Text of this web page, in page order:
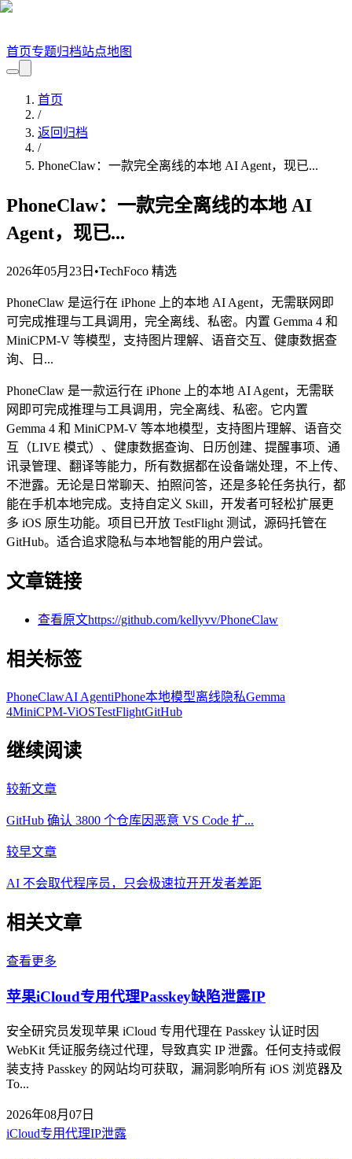
首页专题归档站点地图
首页
/
返回归档
/
PhoneClaw：一款完全离线的本地 AI Agent，现已...
PhoneClaw：一款完全离线的本地 AI
Agent，现已...
2026年05月23日 •TechFoco 精选
PhoneClaw 是运行在 iPhone 上的本地 AI Agent，无需联网即
可完成推理与工具调用，完全离线、私密。内置 Gemma 4 和
MiniCPM-V 等模型，支持图片理解、语音交互、健康数据查
询、日...
PhoneClaw 是一款运行在 iPhone 上的本地 AI Agent，无需联
网即可完成推理与工具调用，完全离线、私密。它内置
Gemma 4 和 MiniCPM-V 等本地模型，支持图片理解、语音交
互（LIVE 模式）、健康数据查询、日历创建、提醒事项、通
讯录管理、翻译等能力，所有数据都在设备端处理，不上传、
不泄露。无论是日常聊天、拍照问答，还是多轮任务执行，都
能在手机本地完成。支持自定义 Skill，开发者可轻松扩展更
多 iOS 原生功能。项目已开放 TestFlight 测试，源码托管在
GitHub。适合追求隐私与本地智能的用户尝试。
文章链接
查看原文https://github.com/kellyvv/PhoneClaw
相关标签
PhoneClawAI AgentiPhone本地模型离线隐私Gemma
4MiniCPM-ViOSTestFlightGitHub
继续阅读
较新文章
GitHub 确认 3800 个仓库因恶意 VS Code 扩...
较早文章
AI 不会取代程序员，只会极速拉开开发者差距
相关文章
查看更多
苹果iCloud专用代理Passkey缺陷泄露IP
安全研究员发现苹果 iCloud 专用代理在 Passkey 认证时因
WebKit 凭证服务绕过代理，导致真实 IP 泄露。任何支持或假
装支持 Passkey 的网站均可获取，漏洞影响所有 iOS 浏览器及
To...
2026年08月07日
iCloud专用代理IP泄露